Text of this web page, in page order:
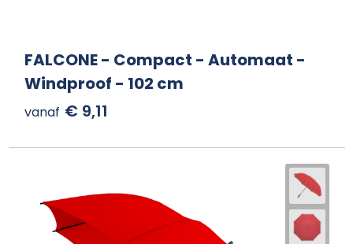
FALCONE - Compact - Automaat -
Windproof - 102 cm
vanaf € 9,11